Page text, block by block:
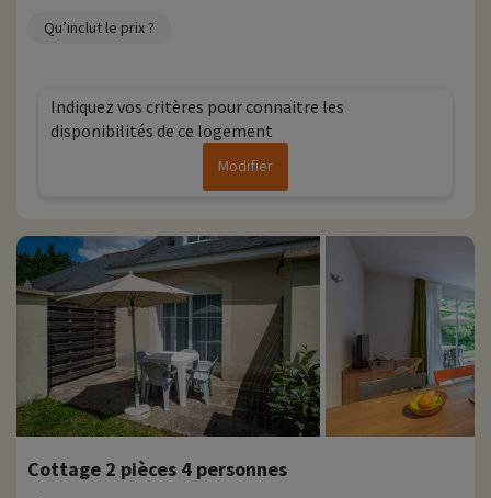
vous pouvez les découvrir
• Animaux de compagnie acceptés, en supplément
• Personnes à mobilité réduite, accompagnement obligatoire
Qu’inclut le prix ?
Indiquez vos critères pour connaitre les
disponibilités de ce logement
Modifier
Cottage 2 pièces 4 personnes